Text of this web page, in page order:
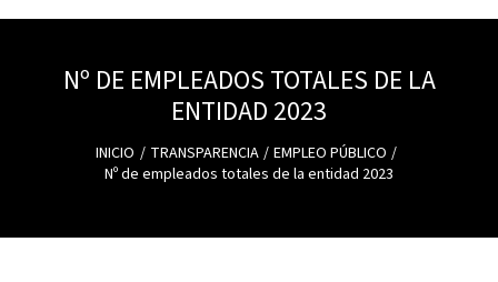
Nº DE EMPLEADOS TOTALES DE LA
ENTIDAD 2023
INICIO TRANSPARENCIA
EMPLEO PÚBLICO
Nº de empleados totales de la entidad 2023